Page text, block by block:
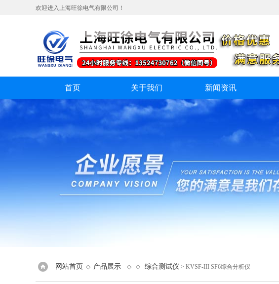
欢迎进入上海旺徐电气有限公司！
首页 关于我们 新闻资讯
网站首页 ◇ 产品展示 ◇ ◇ 综合测试仪 > KVSF-III SF6综合分析仪